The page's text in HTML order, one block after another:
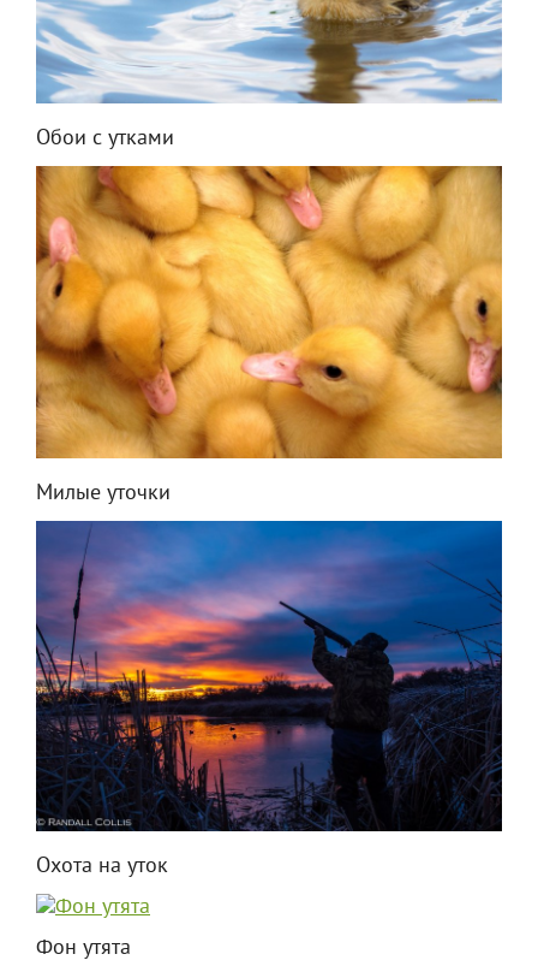
Обои с утками
Милые уточки
Охота на уток
Фон утята